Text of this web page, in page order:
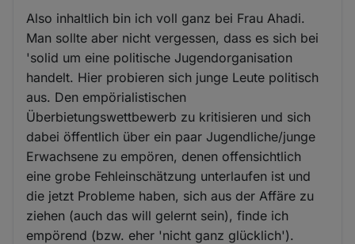
Also inhaltlich bin ich voll ganz bei Frau Ahadi.
Man sollte aber nicht vergessen, dass es sich bei
'solid um eine politische Jugendorganisation
handelt. Hier probieren sich junge Leute politisch
aus. Den empörialistischen
Überbietungswettbewerb zu kritisieren und sich
dabei öffentlich über ein paar Jugendliche/junge
Erwachsene zu empören, denen offensichtlich
eine grobe Fehleinschätzung unterlaufen ist und
die jetzt Probleme haben, sich aus der Affäre zu
ziehen (auch das will gelernt sein), finde ich
empörend (bzw. eher 'nicht ganz glücklich').